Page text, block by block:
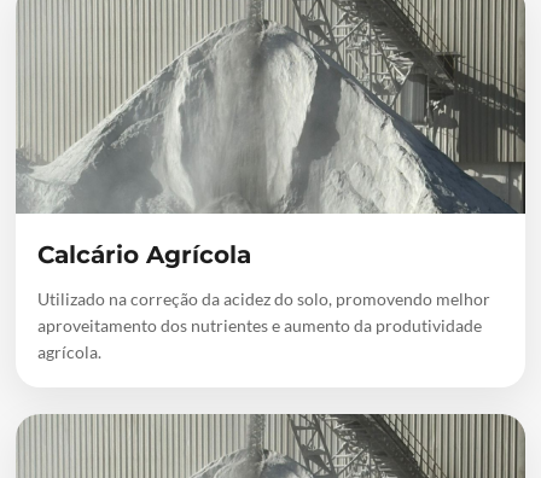
Calcário Agrícola
Utilizado na correção da acidez do solo, promovendo melhor
aproveitamento dos nutrientes e aumento da produtividade
agrícola.